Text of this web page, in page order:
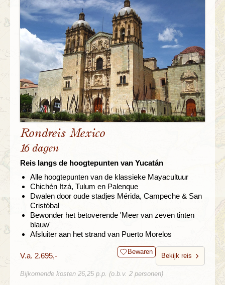
Rondreis Mexico
16 dagen
Reis langs de hoogtepunten van Yucatán
Alle hoogtepunten van de klassieke Mayacultuur
Chichén Itzá, Tulum en Palenque
Dwalen door oude stadjes Mérida, Campeche & San
Cristóbal
Bewonder het betoverende 'Meer van zeven tinten
blauw'
Afsluiter aan het strand van Puerto Morelos
V.a. 2.695,- Bewaren
Bekijk reis
Bijkomende kosten 26,25 p.p. (o.b.v. 2 personen)